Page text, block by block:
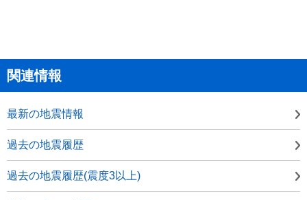
関連情報
最新の地震情報
過去の地震履歴
過去の地震履歴(震度3以上)